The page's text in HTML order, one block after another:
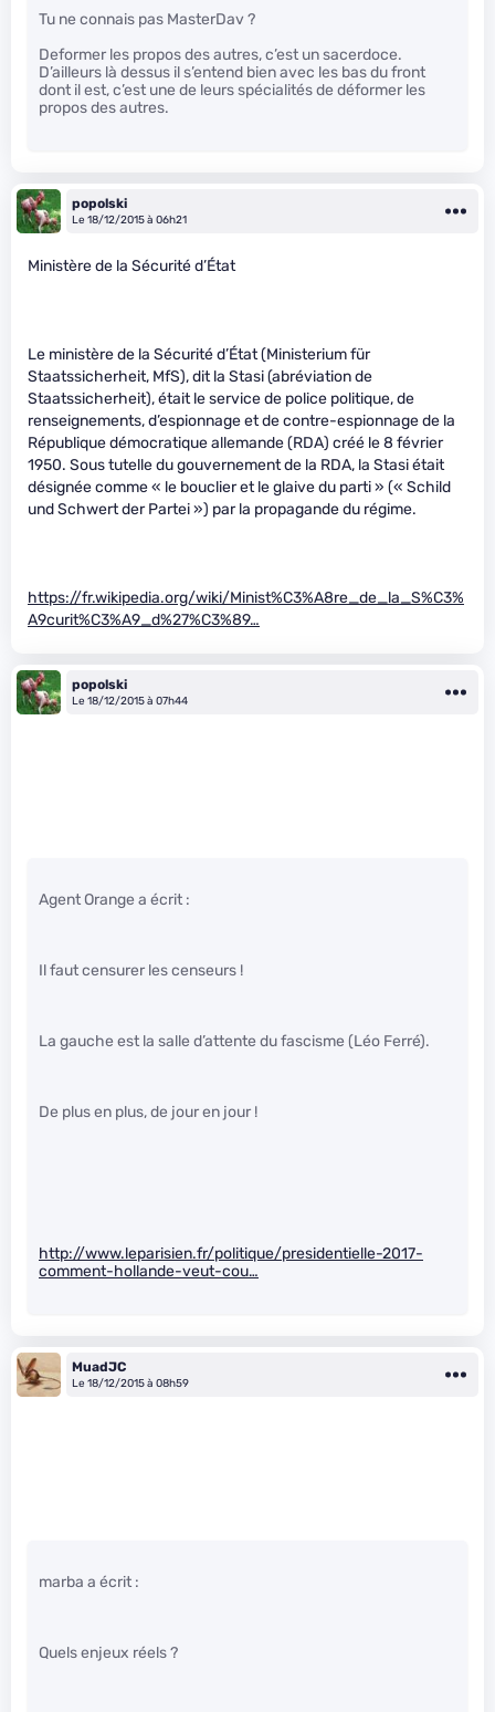
Tu ne connais pas MasterDav ?
Deformer les propos des autres, c’est un sacerdoce.
D’ailleurs là dessus il s’entend bien avec les bas du front
dont il est, c’est une de leurs spécialités de déformer les
propos des autres.
popolski
Le 18/12/2015 à 06h21
Ministère de la Sécurité d’État
Le ministère de la Sécurité d’État (Ministerium für
Staatssicherheit, MfS), dit la Stasi (abréviation de
Staatssicherheit), était le service de police politique, de
renseignements, d’espionnage et de contre-espionnage de la
République démocratique allemande (RDA) créé le 8 février
1950. Sous tutelle du gouvernement de la RDA, la Stasi était
désignée comme « le bouclier et le glaive du parti » (« Schild
und Schwert der Partei ») par la propagande du régime.
https://fr.wikipedia.org/wiki/Minist%C3%A8re_de_la_S%C3%
A9curit%C3%A9_d%27%C3%89…
popolski
Le 18/12/2015 à 07h44
Agent Orange a écrit :
Il faut censurer les censeurs !
La gauche est la salle d’attente du fascisme (Léo Ferré).
De plus en plus, de jour en jour !
http://www.leparisien.fr/politique/presidentielle-2017-
comment-hollande-veut-cou…
MuadJC
Le 18/12/2015 à 08h59
marba a écrit :
Quels enjeux réels ?